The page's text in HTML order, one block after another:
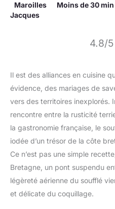
Maroilles
Moins de 30 min
Jacques
4.8/
Il est des alliances en cuisine
évidence, des mariages de
vers des territoires inexplorés.
rencontre entre la rusticité
la gastronomie française, le
iodée d’un trésor de la côte
Ce n’est pas une simple
Bretagne, un pont suspendu
légèreté aérienne du soufflé
et délicate du coquillage.